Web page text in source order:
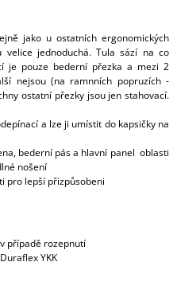
jako u ostatních ergonomických
velice jednoduchá. Tula sází na co
je pouze bederní přezka a mezi 2
nejsou (na ramnních popruzích -
ostatní přezky jsou jen stahovací.
a lze ji umístit do kapsičky na
bederní pás a hlavní panel oblasti
nošení
pro lepší přizpůsobeni
případě rozepnutí
YKK